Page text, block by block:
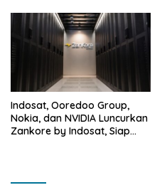
Indosat, Ooredoo Group,
Nokia, dan NVIDIA Luncurkan
Zankore by Indosat, Siap